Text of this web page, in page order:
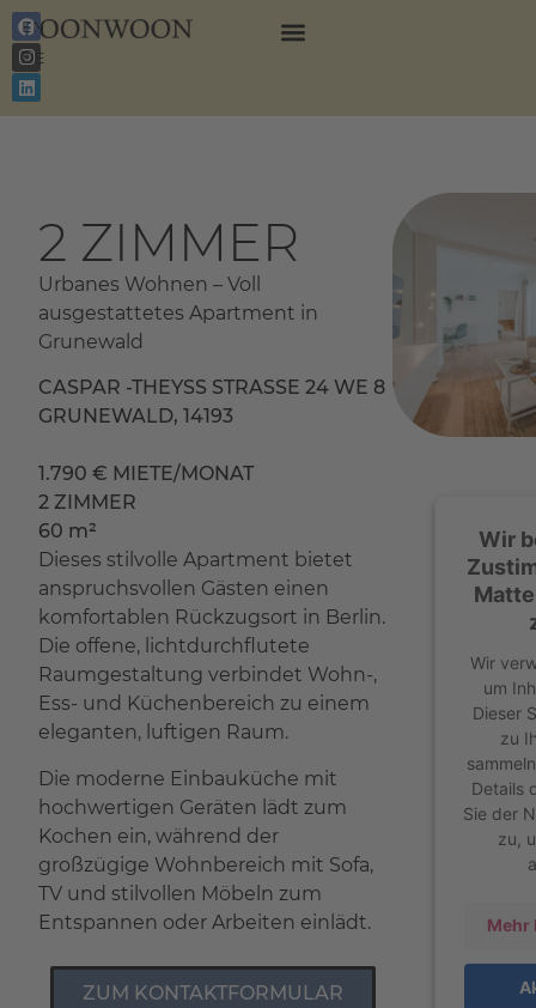
EN
DE
2 ZIMMER
Urbanes Wohnen – Voll
ausgestattetes Apartment in
Grunewald
CASPAR -THEYSS STRASSE 24 WE 8
GRUNEWALD, 14193
1.790 € MIETE/MONAT
2 ZIMMER
60 m²
Dieses stilvolle Apartment bietet
anspruchsvollen Gästen einen
komfortablen Rückzugsort in Berlin.
Die offene, lichtdurchflutete
Raumgestaltung verbindet Wohn-,
Ess- und Küchenbereich zu einem
eleganten, luftigen Raum.
Die moderne Einbauküche mit
hochwertigen Geräten lädt zum
Kochen ein, während der
großzügige Wohnbereich mit Sofa,
TV und stilvollen Möbeln zum
Entspannen oder Arbeiten einlädt.
ZUM KONTAKTFORMULAR
Wir
Wir
um
Dieser
zu
Details
Sie der
zu,
Mehr